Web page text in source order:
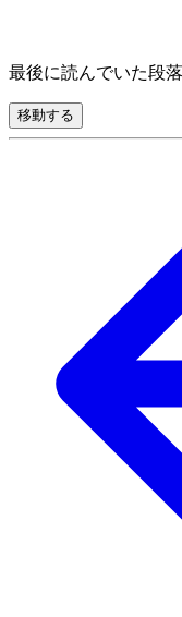
最後に読んでいた段
移動する